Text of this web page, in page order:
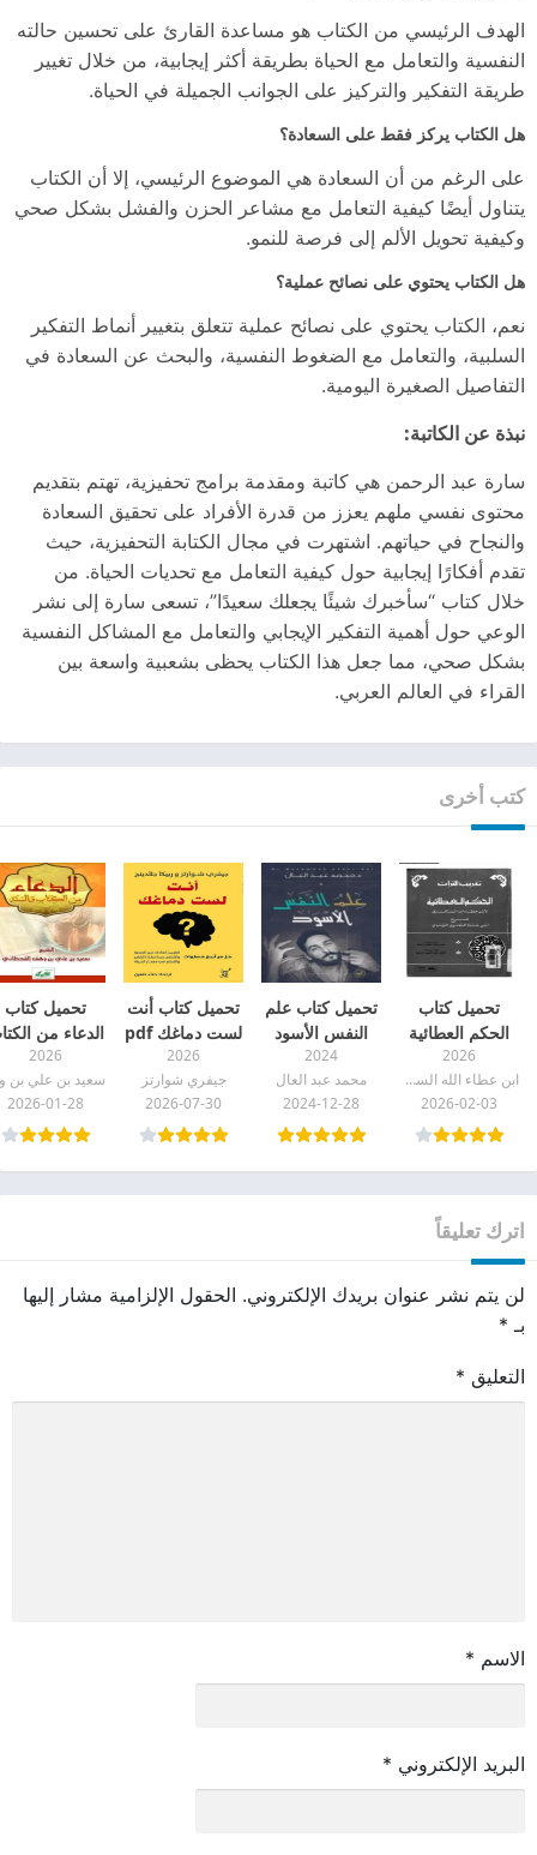
الهدف الرئيسي من الكتاب هو مساعدة القارئ على تحسين حالته
النفسية والتعامل مع الحياة بطريقة أكثر إيجابية، من خلال تغيير
طريقة التفكير والتركيز على الجوانب الجميلة في الحياة.
هل الكتاب يركز فقط على السعادة؟
على الرغم من أن السعادة هي الموضوع الرئيسي، إلا أن الكتاب
يتناول أيضًا كيفية التعامل مع مشاعر الحزن والفشل بشكل صحي
وكيفية تحويل الألم إلى فرصة للنمو.
هل الكتاب يحتوي على نصائح عملية؟
نعم، الكتاب يحتوي على نصائح عملية تتعلق بتغيير أنماط التفكير
السلبية، والتعامل مع الضغوط النفسية، والبحث عن السعادة في
التفاصيل الصغيرة اليومية.
نبذة عن الكاتبة:
سارة عبد الرحمن هي كاتبة ومقدمة برامج تحفيزية، تهتم بتقديم
محتوى نفسي ملهم يعزز من قدرة الأفراد على تحقيق السعادة
والنجاح في حياتهم. اشتهرت في مجال الكتابة التحفيزية، حيث
تقدم أفكارًا إيجابية حول كيفية التعامل مع تحديات الحياة. من
خلال كتاب “سأخبرك شيئًا يجعلك سعيدًا”، تسعى سارة إلى نشر
الوعي حول أهمية التفكير الإيجابي والتعامل مع المشاكل النفسية
بشكل صحي، مما جعل هذا الكتاب يحظى بشعبية واسعة بين
القراء في العالم العربي.
كتب أخرى
تحميل كتاب
الحكم العطائية
pdf
2026
ابن عطاء الله السكندري
2026-02-03
تحميل كتاب علم
النفس الأسود
pdf
2024
محمد عبد العال
2024-12-28
تحميل كتاب أنت
لست دماغك pdf
2026
جيفري شوارتز
2026-07-30
تحميل كتاب
الدعاء من
والسنة pdf
2026
2026-01-28
اترك تعليقاً
لن يتم نشر عنوان بريدك الإلكتروني. الحقول الإلزامية مشار إليها
بـ *
التعليق *
الاسم *
البريد الإلكتروني *